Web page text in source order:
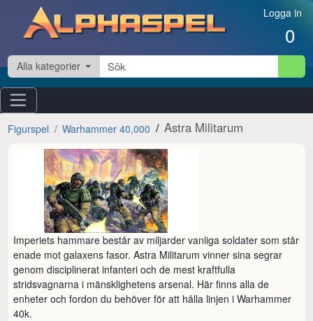
Hoppa till innehåll Logga in
0
Alla kategorier
Figurspel Warhammer 40,000 Astra Militarum
Imperiets hammare består av miljarder vanliga soldater som står
enade mot galaxens fasor. Astra Militarum vinner sina segrar
genom disciplinerat infanteri och de mest kraftfulla
stridsvagnarna i mänsklighetens arsenal. Här finns alla de
enheter och fordon du behöver för att hålla linjen i Warhammer
40k.